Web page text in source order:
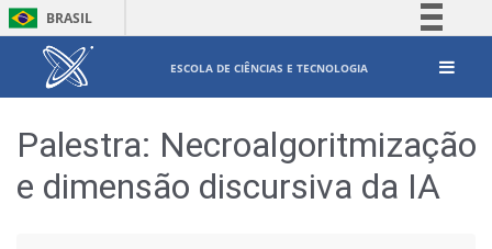
BRASIL
Acesso à informação
Legislação
ESCOLA DE CIÊNCIAS E TECNOLOGIA
Palestra: Necroalgoritmização
e dimensão discursiva da IA